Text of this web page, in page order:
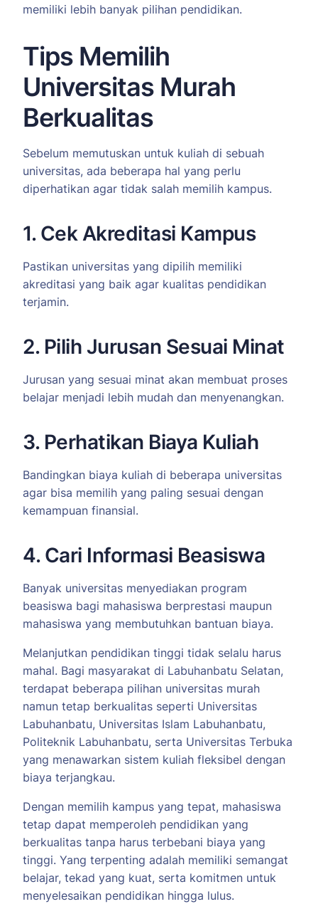
memiliki lebih banyak pilihan pendidikan.
Tips Memilih
Universitas Murah
Berkualitas
Sebelum memutuskan untuk kuliah di sebuah
universitas, ada beberapa hal yang perlu
diperhatikan agar tidak salah memilih kampus.
1. Cek Akreditasi Kampus
Pastikan universitas yang dipilih memiliki
akreditasi yang baik agar kualitas pendidikan
terjamin.
2. Pilih Jurusan Sesuai Minat
Jurusan yang sesuai minat akan membuat proses
belajar menjadi lebih mudah dan menyenangkan.
3. Perhatikan Biaya Kuliah
Bandingkan biaya kuliah di beberapa universitas
agar bisa memilih yang paling sesuai dengan
kemampuan finansial.
4. Cari Informasi Beasiswa
Banyak universitas menyediakan program
beasiswa bagi mahasiswa berprestasi maupun
mahasiswa yang membutuhkan bantuan biaya.
Melanjutkan pendidikan tinggi tidak selalu harus
mahal. Bagi masyarakat di Labuhanbatu Selatan,
terdapat beberapa pilihan universitas murah
namun tetap berkualitas seperti Universitas
Labuhanbatu, Universitas Islam Labuhanbatu,
Politeknik Labuhanbatu, serta Universitas Terbuka
yang menawarkan sistem kuliah fleksibel dengan
biaya terjangkau.
Dengan memilih kampus yang tepat, mahasiswa
tetap dapat memperoleh pendidikan yang
berkualitas tanpa harus terbebani biaya yang
tinggi. Yang terpenting adalah memiliki semangat
belajar, tekad yang kuat, serta komitmen untuk
menyelesaikan pendidikan hingga lulus.